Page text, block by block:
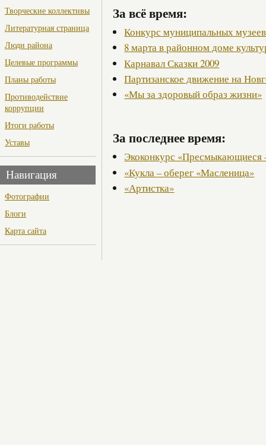
Творческие коллективы
Литературная страница
Люди района
Целевые программы
Планы работы
Противодействие
коррупции
Итоги работы
Уставы
Навигация
Фотографии
Блоги
Карта сайта
За всё время:
Конкурс муниципальных музеев
8 марта в районном доме
Карнавал Сказки 2009
Партизанское движение на
«Мы за здоровый образ жизни»
За последнее время:
Экоконкурс «Пресмыкающиеся
«Кукла – оберег «Масленица»
«Артистка»